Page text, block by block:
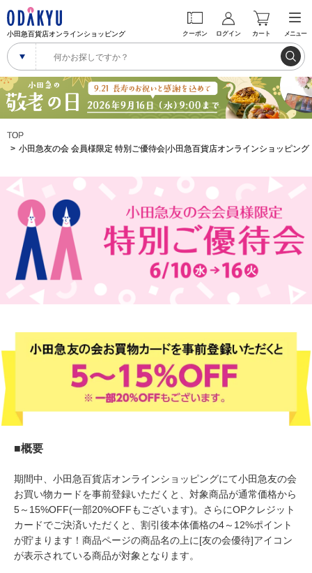
小田急百貨店オンラインショッピング クーポン ログイン カート メニュー
TOP
小田急友の会 会員様限定 特別ご優待会|小田急百貨店オンラインショッピング
■概要
期間中、小田急百貨店オンラインショッピングにて小田急友の会
お買い物カードを事前登録いただくと、対象商品が通常価格から
5～15%OFF(一部20%OFFもございます)。さらにOPクレジット
カードでご決済いただくと、割引後本体価格の4～12%ポイント
が貯まります！商品ページの商品名の上に[友の会優待]アイコン
が表示されている商品が対象となります。